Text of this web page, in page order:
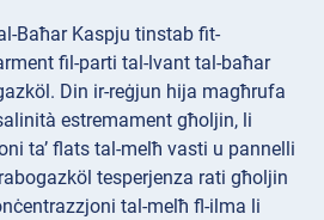
Baħar Kaspju tinstab fit-
fil-parti tal-lvant tal-baħar
Din ir-reġjun hija magħrufa
estremament għoljin, li
ta’ flats tal-melħ vasti u pannelli
tesperjenza rati għoljin
tal-melħ fl-ilma li